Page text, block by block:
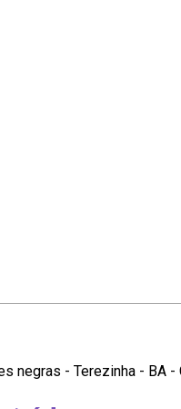
negras - Terezinha - BA -